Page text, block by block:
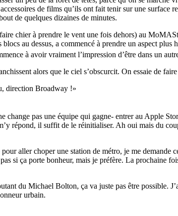
de films qu’ils ont fait tenir sur une surface
de quelques dizaines de minutes.
chier à prendre le vent une fois dehors) au
au dessus, a commencé à prendre un aspect
à avoir vraiment l’impression d’être dans un
alors que le ciel s’obscurcit. On essaie de
direction Broadway !
change pas une équipe qui gagne- entrer au Apple
répond, il suffit de le réinitialiser. Ah oui mais du
aller choper une station de métro, je me
si ça porte bonheur, mais je préfère. La prochaine
du Michael Bolton, ça va juste pas être possible.
urbain.